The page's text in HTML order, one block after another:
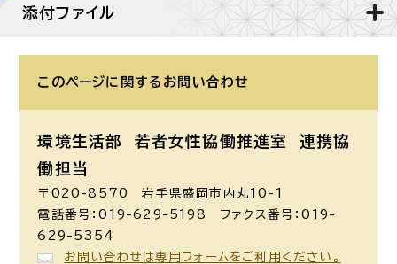
添付ファイル
このページに関する お問い合わせ
環境生活部 若者女性協働推進室
連携協
働担当
〒020-8570 岩手県盛岡市内丸10-1
電話番号：019-629-5198 ファクス番号：019-
629-5354
お問い合わせは専用フォームをご利用ください。